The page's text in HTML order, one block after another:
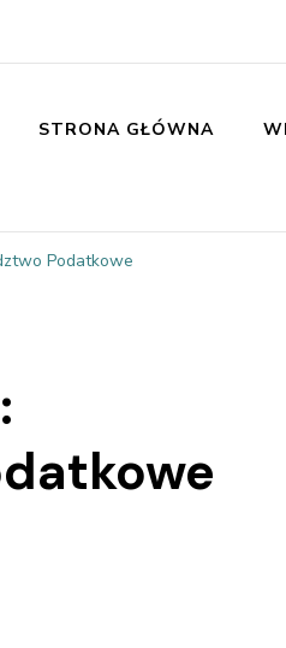
STRONA GŁÓWNA
Podatkowe